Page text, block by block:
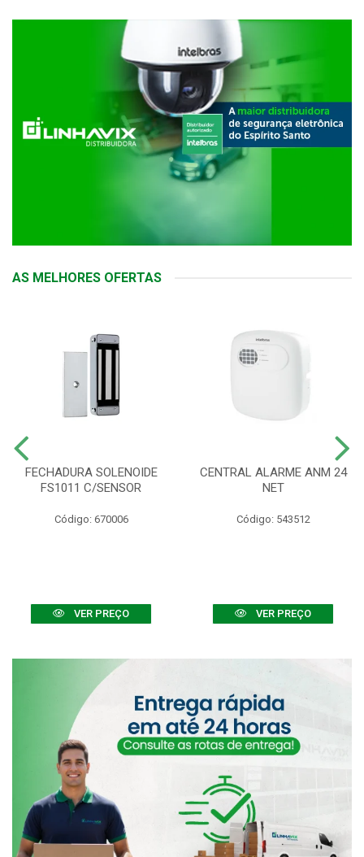
AS MELHORES OFERTAS
FECHADURA SOLENOIDE
FS1011 C/SENSOR
Código: 670006
VER PREÇO
CENTRAL ALARME ANM 24
NET
Código: 543512
VER PREÇO